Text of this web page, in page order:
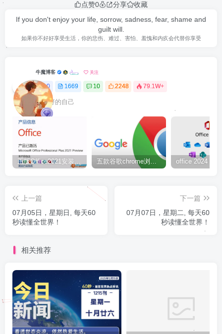
点赞0 分享
收藏
If you don't enjoy your life, sorrow, sadness, fear, shame and
guilt will.
如果你不好好享受生活，你的悲伤、难过、害怕、羞愧和内疚会代替你享受
牛魔博客 关注
0 1669 10 2248 79.1W+
最最好的自己
上一篇
07月05日，星期日, 每天60
秒读懂全世界！
下一篇
07月07日，星期二, 每天60
秒读懂全世界！
相关推荐